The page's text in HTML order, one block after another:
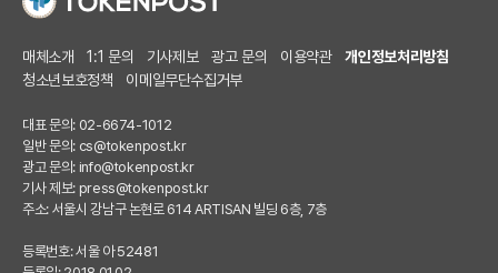
매체소개 1:1 문의 기사제보 광고 문의 이용약관
개인정보처리방침
청소년보호정책
이메일무단수집거부
대표 문의: 02-6674-1012
일반 문의: cs@tokenpost.kr
광고 문의: info@tokenpost.kr
기사 제보: press@tokenpost.kr
주소: 서울시 강남구 논현로 614 ARTISAN 빌딩 6층, 7층
등록번호: 서울 아 52481